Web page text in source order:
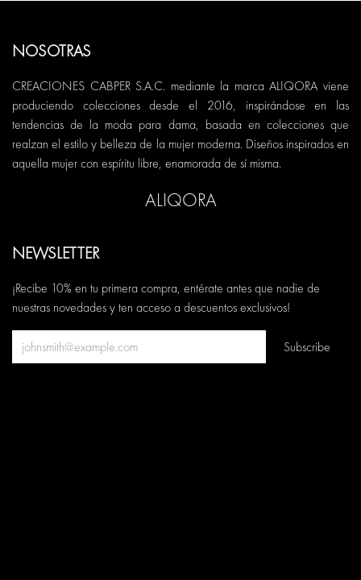
NOSOTRAS
CREACIONES CABPER S.A.C. mediante la marca ALIQORA viene
produciendo colecciones desde el 2016, inspirándose en las
tendencias de la moda para dama, basada en colecciones que
realzan el estilo y belleza de la mujer moderna. Diseños inspirados en
aquella mujer con espíritu libre, enamorada de sí misma.
ALIQORA
NEWSLETTER
¡Recibe 10% en tu primera compra, entérate antes que nadie de
nuestras novedades y ten acceso a descuentos exclusivos!
Subscribe